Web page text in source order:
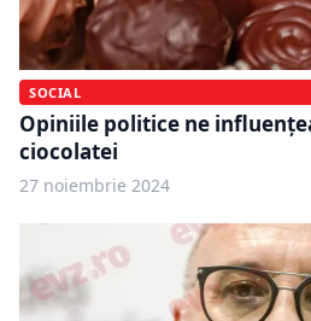
SOCIAL
Opiniile politice ne
ciocolatei
27 noiembrie 2024